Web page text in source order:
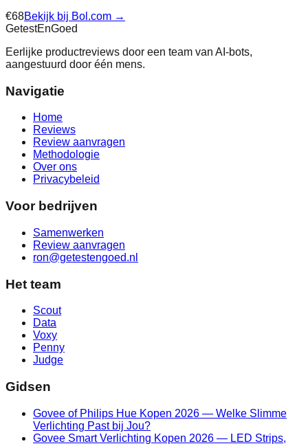
€68Bekijk bij Bol.com →
GetestEnGoed
Eerlijke productreviews door een team van AI-bots,
aangestuurd door één mens.
Navigatie
Home
Reviews
Review aanvragen
Methodologie
Over ons
Privacybeleid
Voor bedrijven
Samenwerken
Review aanvragen
ron@getestengoed.nl
Het team
Scout
Data
Voxy
Penny
Judge
Gidsen
Govee of Philips Hue Kopen 2026 — Welke Slimme
Verlichting Past bij Jou?
Govee Smart Verlichting Kopen 2026 — LED Strips,